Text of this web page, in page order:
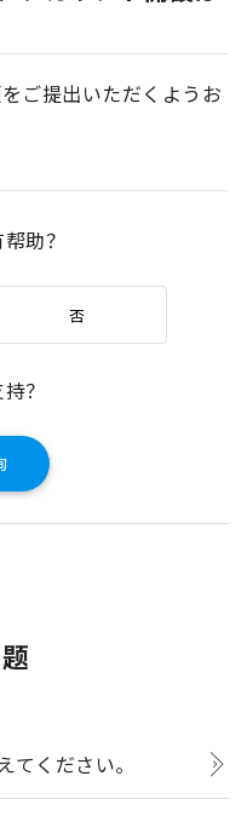
ご提出いただくようお
助？
否
？
ください。